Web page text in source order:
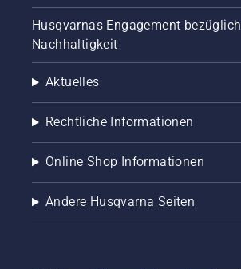
Husqvarnas Engagement bezüglich
Nachhaltigkeit
Aktuelles
Rechtliche Informationen
Online Shop Informationen
Andere Husqvarna Seiten